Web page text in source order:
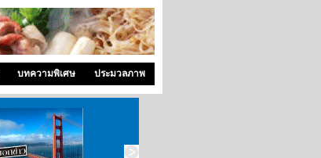
บทความพิเศษ ประมวลภาพ